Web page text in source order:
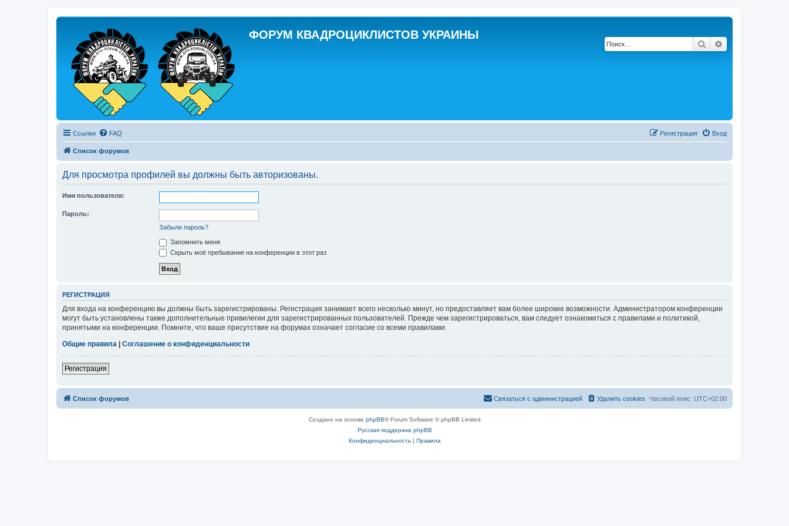
ФОРУМ КВАДРОЦИКЛИСТОВ УКРАИНЫ
Поиск
Ссылки FAQ Вход
Регистрация
Список форумов
Для просмотра профилей вы должны быть авторизованы.
Имя пользователя:
Пароль:
Забыли пароль?
Запомнить меня
Скрыть моё пребывание на конференции в этот раз
РЕГИСТРАЦИЯ
Для входа на конференцию вы должны быть зарегистрированы. Регистрация занимает всего несколько минут, но предоставляет вам более широкие возможности. Администратором конференции
могут быть установлены также дополнительные привилегии для зарегистрированных пользователей. Прежде чем зарегистрироваться, вам следует ознакомиться с правилами и политикой,
принятыми на конференции. Помните, что ваше присутствие на форумах означает согласие со всеми правилами.
Общие правила | Соглашение о конфиденциальности
Регистрация
Список форумов Часовой пояс: UTC+02:00
Удалить cookies
Связаться с администрацией
Создано на основе phpBB® Forum Software © phpBB Limited
Русская поддержка phpBB
Конфиденциальность| Правила